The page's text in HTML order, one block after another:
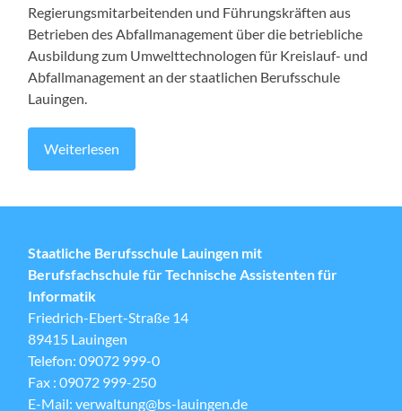
Regierungsmitarbeitenden und Führungskräften aus
Betrieben des Abfallmanagement über die betriebliche
Ausbildung zum Umwelttechnologen für Kreislauf- und
Abfallmanagement an der staatlichen Berufsschule
Lauingen.
Weiterlesen
Staatliche Berufsschule Lauingen mit
Berufsfachschule für Technische Assistenten für
Informatik
Friedrich-Ebert-Straße 14
89415 Lauingen
Telefon: 09072 999-0
Fax : 09072 999-250
E-Mail: verwaltung@bs-lauingen.de